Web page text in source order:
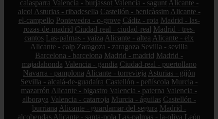
calasparra Valencia - burjassot Valencia - sagunt Alicante -
alcoi Asturias - ribadesella Castellón - benicàssim Alicante -
el-campello Pontevedra - o-grove Cádiz - rota Madrid - las-
rozas-de-madrid Ciudad-real - ciudad-real Madrid - tres-
cantos Las-palmas - yaiza Alicante - altea Alicante - elx
Alicante - calp Zaragoza - zaragoza Sevilla - sevilla
Barcelona - barcelona Madrid - madrid Madrid -
majadahonda Valencia - gandia Ciudad-real - puertollano
Navarra - pamplona Alicante - torrevieja Asturias - gijón
Sevilla - alcalá-de-guadaíra Castellón - peñíscola Murcia -
mazarrón Alicante - bigastro Valencia - paterna Valencia -
alboraya Valencia - catarroja Murcia - águilas Castellón -
burriana Alicante - guardamar-del-segura Madrid -
alcobendas Alicante - santa-pola Las-palmas - la-oliva León